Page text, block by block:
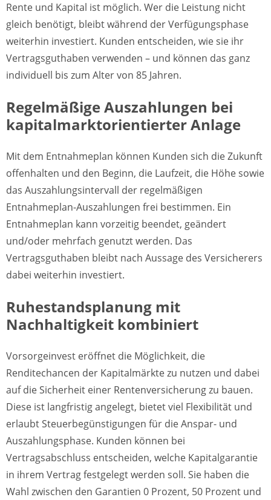
Rente und Kapital ist möglich. Wer die Leistung nicht
gleich benötigt, bleibt während der Verfügungsphase
weiterhin investiert. Kunden entscheiden, wie sie ihr
Vertragsguthaben verwenden – und können das ganz
individuell bis zum Alter von 85 Jahren.
Regelmäßige Auszahlungen bei
kapitalmarktorientierter Anlage
Mit dem Entnahmeplan können Kunden sich die Zukunft
offenhalten und den Beginn, die Laufzeit, die Höhe sowie
das Auszahlungsintervall der regelmäßigen
Entnahmeplan-Auszahlungen frei bestimmen. Ein
Entnahmeplan kann vorzeitig beendet, geändert
und/oder mehrfach genutzt werden. Das
Vertragsguthaben bleibt nach Aussage des Versicherers
dabei weiterhin investiert.
Ruhestandsplanung mit
Nachhaltigkeit kombiniert
Vorsorgeinvest eröffnet die Möglichkeit, die
Renditechancen der Kapitalmärkte zu nutzen und dabei
auf die Sicherheit einer Rentenversicherung zu bauen.
Diese ist langfristig angelegt, bietet viel Flexibilität und
erlaubt Steuerbegünstigungen für die Anspar- und
Auszahlungsphase. Kunden können bei
Vertragsabschluss entscheiden, welche Kapitalgarantie
in ihrem Vertrag festgelegt werden soll. Sie haben die
Wahl zwischen den Garantien 0 Prozent, 50 Prozent und